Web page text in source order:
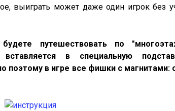
выиграть может даже один игрок без
путешествовать по
в специальную
поэтому в игре все фишки с магнитами: